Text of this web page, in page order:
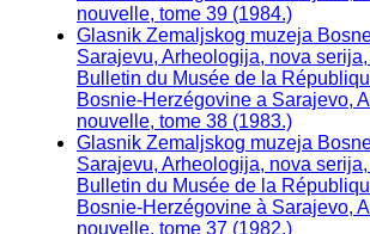
nouvelle, tome 39 (1984.)
Glasnik Zemaljskog muzeja
Sarajevu, Arheologija, nova
Bulletin du Musée de la
Bosnie-Herzégovine a Sarajevo,
nouvelle, tome 38 (1983.)
Glasnik Zemaljskog muzeja
Sarajevu, Arheologija, nova
Bulletin du Musée de la
Bosnie-Herzégovine à Sarajevo,
nouvelle, tome 37 (1982.)